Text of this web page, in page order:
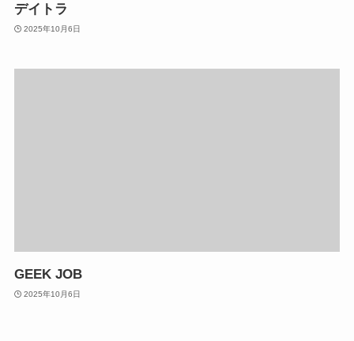
デイトラ
2025年10月6日
GEEK JOB
2025年10月6日